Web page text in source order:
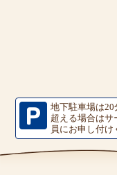
地下駐車場は
超える場合はサ
員にお申し付け